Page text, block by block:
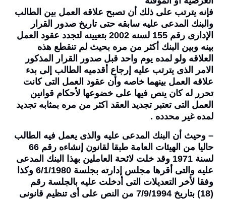
فإنه يترتب على ذلك أن تصبح علاقه العمل بين الطالب
والبنك المدعى عليه سابقه حتى تاريخ صدور القرار
الإدارى رقم 155 لسنه 2002 بتعيينه لتجدد عقود العمل
بينه وبين البنك أكثر من مره بحيث لم تنقطع هذه
العلاقه ولو لمده يوم واحد قبل صدور القرار المذكور
الامر الذى يترتب عليه إرجاع أقدميه الطالب إلى بدء
علاقه العمل بينهما خاصه وأن عقود العمل التى كانت
تحرر له كان ينص فيها على خضوعها لأحكام قوانين
العمل التى تعتبر تجديد العقد اكثر من مره بمثابه تجديد
لمده غير محدده .
– وحيث أن البنك المدعى عليه والذى يعمل فيه الطالب
حاليا من الهيئات العامة طبقا لقانون إنشاءه رقم 66
لسنة 1971 وقد خلت لائحة العاملين بهذا البنك المدعى
عليه والتى أقرها مجلس إدارته بجلسة 6/1/1980 وكذا
وفقا لأخر التعديلات التى أدخلت عليه بالجلسة رقم
(18) بتاريخ 7/9/1994 من النص على أى تنظيم قانونى